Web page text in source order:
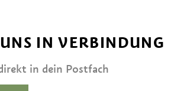
IN VERBINDUNG
in dein Postfach